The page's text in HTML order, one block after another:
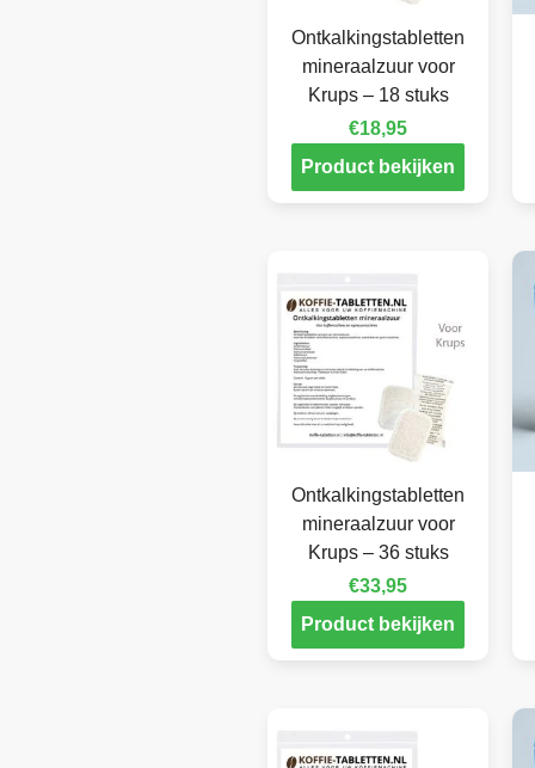
Ontkalkingstabletten
mineraalzuur voor
Krups – 18 stuks
€18,95
Product bekijken
Ontkalkingstabletten
mineraalzuur voor
Krups – 36 stuks
€33,95
Product bekijken